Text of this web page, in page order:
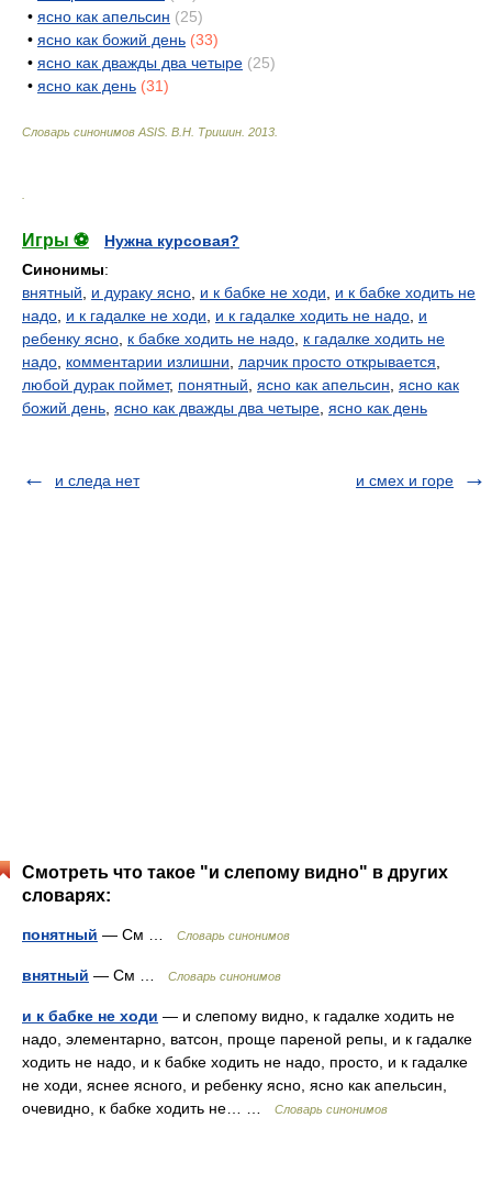
• ясно как апельсин (25)
• ясно как божий день (33)
• ясно как дважды два четыре (25)
• ясно как день (31)
Словарь синонимов ASIS. В.Н. Тришин 2013
Игры ⚽
Нужна курсовая?
Синонимы:
внятный
и дураку ясно и к бабке не ходи
и к бабке ходить не
надо и к гадалке не ходи и к гадалке ходить не надо и
ребенку ясно к бабке ходить не надо к гадалке ходить не
надо комментарии излишни ларчик просто открывается
любой дурак поймет, понятный ясно как апельсин ясно как
божий день ясно как дважды два четыре ясно как день
и следа нет и смех и горе
Смотреть что такое "и слепому видно" в других
словарях:
понятный — См … Словарь синонимов
внятный — См … Словарь синонимов
и к бабке не ходи — и слепому видно, к гадалке ходить не
надо, элементарно, ватсон, проще пареной репы, и к гадалке
ходить не надо, и к бабке ходить не надо, просто, и к гадалке
не ходи, яснее ясного, и ребенку ясно, ясно как апельсин,
очевидно, к бабке ходить не… …
Словарь синонимов